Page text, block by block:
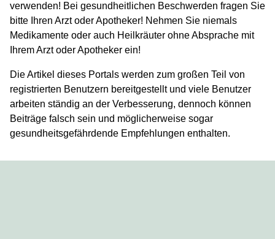
verwenden! Bei gesundheitlichen Beschwerden fragen Sie
bitte Ihren Arzt oder Apotheker! Nehmen Sie niemals
Medikamente oder auch Heilkräuter ohne Absprache mit
Ihrem Arzt oder Apotheker ein!
Die Artikel dieses Portals werden zum großen Teil von
registrierten Benutzern bereitgestellt und viele Benutzer
arbeiten ständig an der Verbesserung, dennoch können
Beiträge falsch sein und möglicherweise sogar
gesundheitsgefährdende Empfehlungen enthalten.